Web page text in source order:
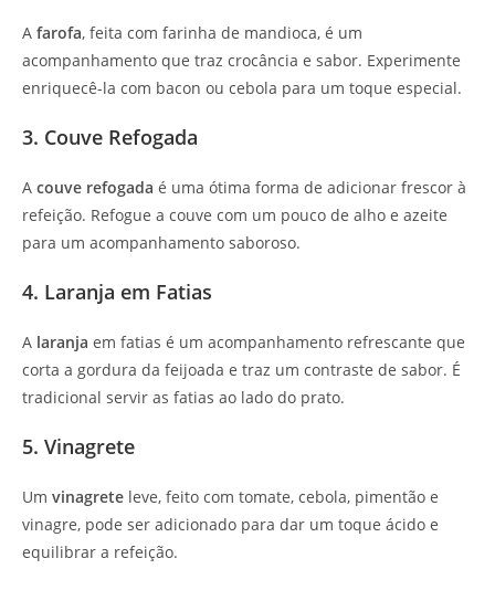
A farofa, feita com farinha de mandioca, é um
acompanhamento que traz crocância e sabor. Experimente
enriquecê-la com bacon ou cebola para um toque especial.
3. Couve Refogada
A couve refogada é uma ótima forma de adicionar frescor à
refeição. Refogue a couve com um pouco de alho e azeite
para um acompanhamento saboroso.
4. Laranja em Fatias
A laranja em fatias é um acompanhamento refrescante que
corta a gordura da feijoada e traz um contraste de sabor. É
tradicional servir as fatias ao lado do prato.
5. Vinagrete
Um vinagrete leve, feito com tomate, cebola, pimentão e
vinagre, pode ser adicionado para dar um toque ácido e
equilibrar a refeição.